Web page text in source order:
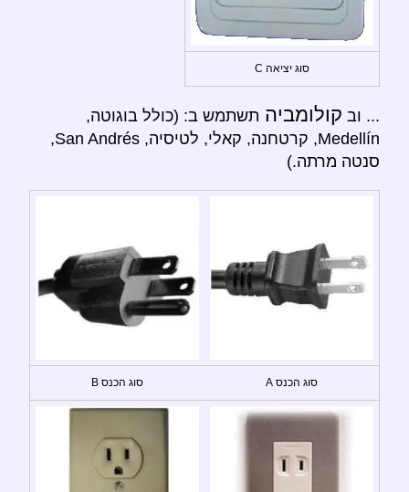
סוג יציאה C
... וב קולומביה תשתמש ב: (כולל בוגוטה,
Medellín, קרטחנה, קאלי, לטיסיה, San Andrés,
סנטה מרתה.)
סוג הכנס A סוג הכנס B